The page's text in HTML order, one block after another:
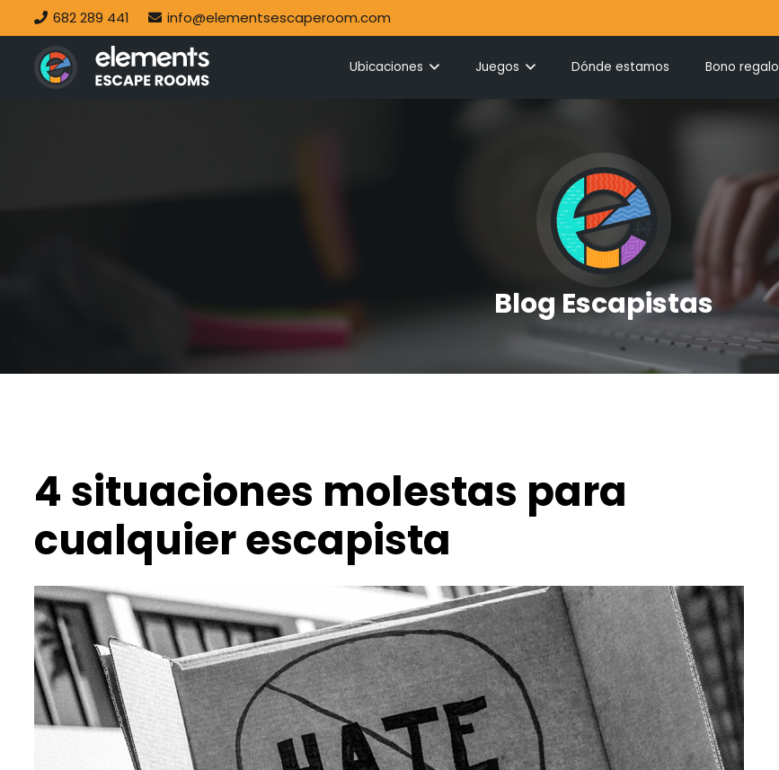
682 289 441 info@elementsescaperoom.com
Ubicaciones Juegos Dónde estamos Bono regalo
Blog Escapistas
4 situaciones molestas para
cualquier escapista